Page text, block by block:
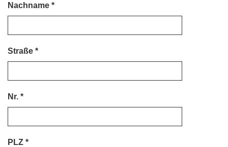
Nachname
Straße
Nr.
PLZ